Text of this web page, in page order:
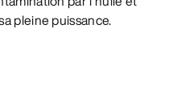
pleine puissance.